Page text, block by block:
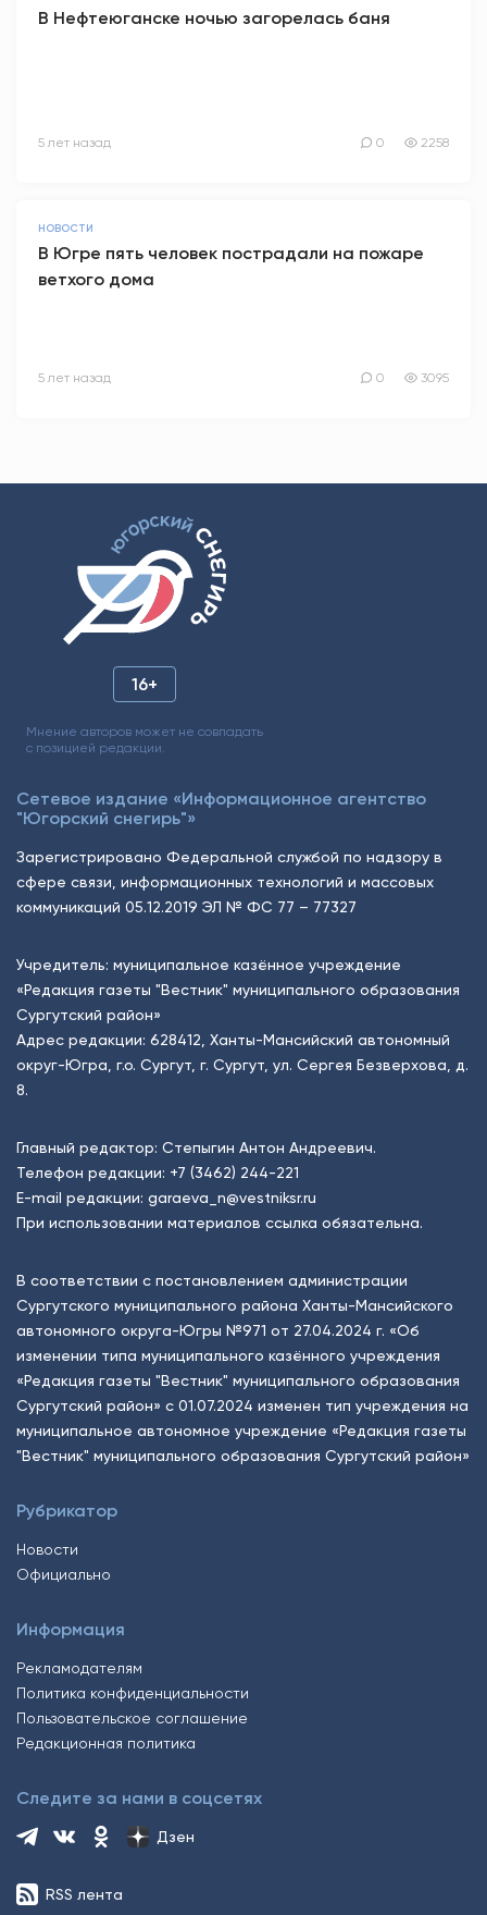
В Нефтеюганске ночью загорелась баня
5 лет назад 0 2258
НОВОСТИ
В Югре пять человек пострадали на пожаре
ветхого дома
5 лет назад 0 3095
16+
Мнение авторов может не совпадать
с позицией редакции.
Сетевое издание «Информационное агентство
"Югорский снегирь"»
Зарегистрировано Федеральной службой по надзору в
сфере связи, информационных технологий и массовых
коммуникаций 05.12.2019 ЭЛ № ФС 77 – 77327
Учредитель: муниципальное казённое учреждение
«Редакция газеты "Вестник" муниципального образования
Сургутский район»
Адрес редакции: 628412, Ханты-Мансийский автономный
округ-Югра, г.о. Сургут, г. Сургут, ул. Сергея Безверхова, д.
8.
Главный редактор: Степыгин Антон Андреевич.
Телефон редакции: +7 (3462) 244-221
E-mail редакции: garaeva_n@vestniksr.ru
При использовании материалов ссылка обязательна.
В соответствии с постановлением администрации
Сургутского муниципального района Ханты-Мансийского
автономного округа-Югры №971 от 27.04.2024 г. «Об
изменении типа муниципального казённого учреждения
«Редакция газеты "Вестник" муниципального образования
Сургутский район» с 01.07.2024 изменен тип учреждения на
муниципальное автономное учреждение «Редакция газеты
"Вестник" муниципального образования Сургутский район»
Рубрикатор
Новости
Официально
Информация
Рекламодателям
Политика конфиденциальности
Пользовательское соглашение
Редакционная политика
Следите за нами в соцсетях
Дзен
RSS лента